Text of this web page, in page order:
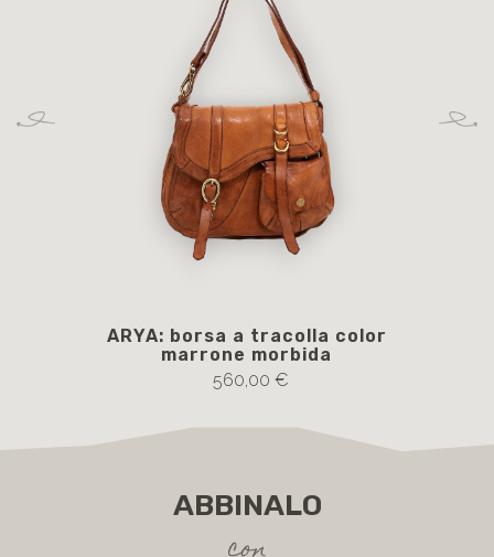
ARYA: borsa a tracolla color
marrone morbida
560,00 €
ABBINALO